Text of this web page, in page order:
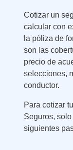
Cotizar un
calcular con
la póliza de
son las
precio de
selecciones,
conductor.
Para cotizar
Seguros,
siguientes